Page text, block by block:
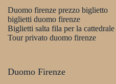
Duomo firenze prezzo biglietto
biglietti duomo firenze
Biglietti salta fila per la
Tour privato duomo firenze
Duomo Firenze